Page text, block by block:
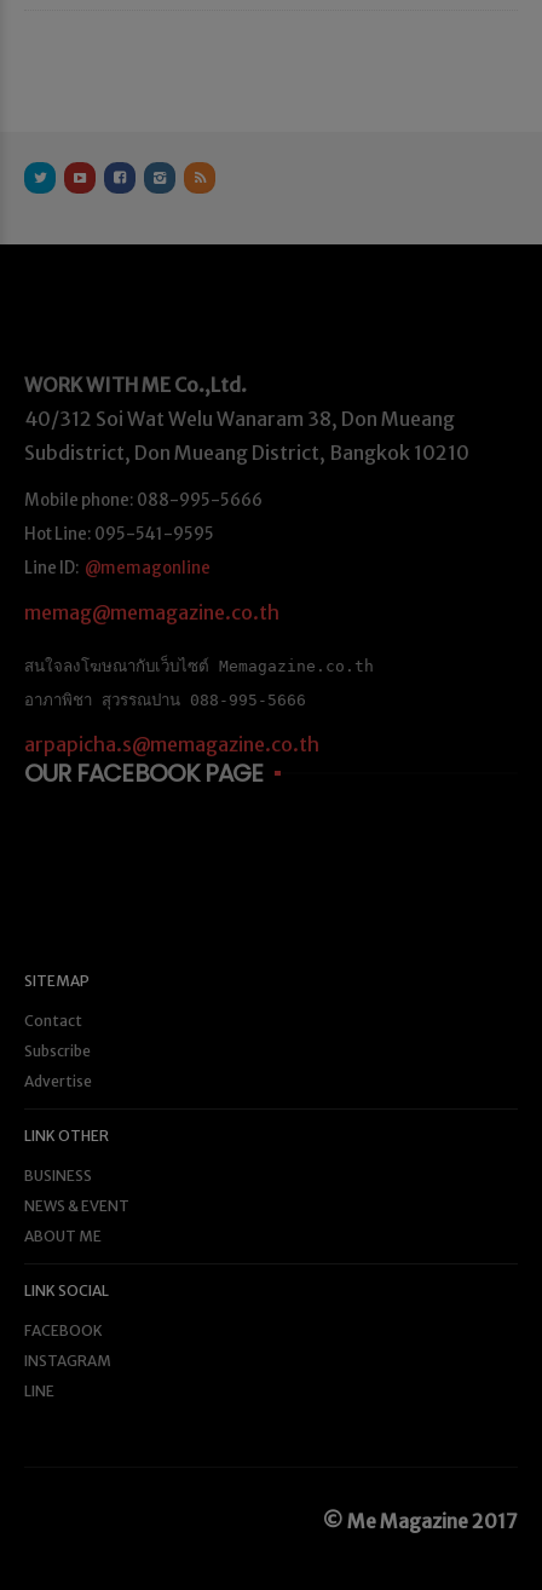
WORK WITH ME Co.,Ltd.
40/312 Soi Wat Welu Wanaram 38, Don Mueang
Subdistrict, Don Mueang District, Bangkok 10210
Mobile phone: 088-995-5666
Hot Line: 095-541-9595
Line ID: @memagonline
memag@memagazine.co.th
สนใจลงโฆษณากับเว็บไซต์ Memagazine.co.th
อาภาพิชา สุวรรณปาน 088-995-5666
arpapicha.s@memagazine.co.th
OUR FACEBOOK PAGE
SITEMAP
Contact
Subscribe
Advertise
LINK OTHER
BUSINESS
NEWS & EVENT
ABOUT ME
LINK SOCIAL
FACEBOOK
INSTAGRAM
LINE
© Me Magazine 2017